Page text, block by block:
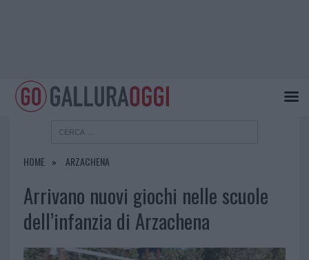
HOME ARZACHENA
Arrivano nuovi giochi nelle scuole
dell’infanzia di Arzachena